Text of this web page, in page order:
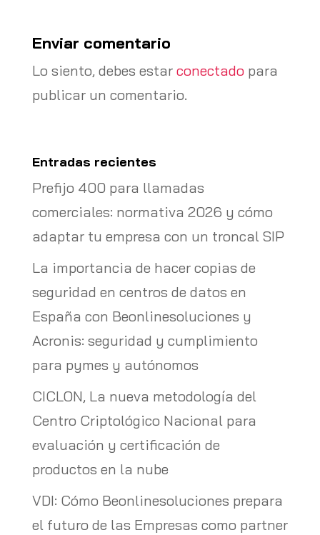
Enviar comentario
Lo siento, debes estar conectadopara
publicar un comentario.
Entradas recientes
Prefijo 400 para llamadas
comerciales: normativa 2026 y cómo
adaptar tu empresa con un troncal SIP
La importancia de hacer copias de
seguridad en centros de datos en
España con Beonlinesoluciones y
Acronis: seguridad y cumplimiento
para pymes y autónomos
CICLON, La nueva metodología del
Centro Criptológico Nacional para
evaluación y certificación de
productos en la nube
VDI: Cómo Beonlinesoluciones prepara
el futuro de las Empresas como partner